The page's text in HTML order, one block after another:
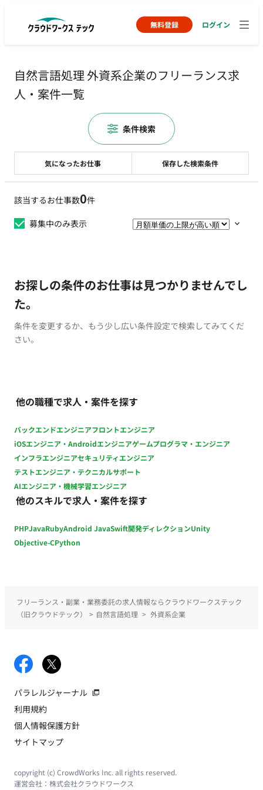
無料登録 ログイン
自然言語処理 外資系企業のフリーランス求
人・案件一覧
該当するお仕事数0件
募集中のみ表示
お探しの条件のお仕事は見つかりませんでし
た。
条件を変更するか、もう少し広い条件設定で検索してみてくだ
さい。
他の職種で求人・案件を探す
バックエンドエンジニアフロントエンジニア
iOSエンジニア・Androidエンジニアゲームプログラマ・エンジニア
インフラエンジニアセキュリティエンジニア
テストエンジニア・テクニカルサポート
AIエンジニア・機械学習エンジニア
他のスキルで求人・案件を探す
PHPJavaRubyAndroid JavaSwift開発ディレクションUnity
Objective-CPython
気になったお仕事 保存した検索条件
条件検索
フリーランス・副業・業務委託の求人情報ならクラウドワークステック
（旧クラウドテック）
> 自然言語処理 > 外資系企業
パラレルジャーナル
利用規約
個人情報保護方針
サイトマップ
copyright (c) CrowdWorks Inc. all rights reserved.
運営会社： 株式会社クラウドワークス